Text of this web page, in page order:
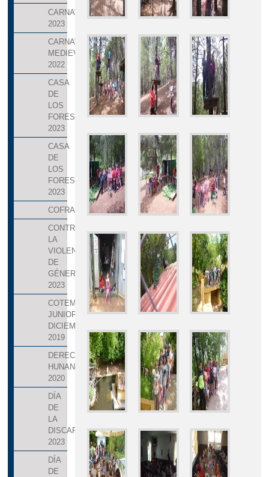
CARNAVALES
2023
CARNAVALES
MEDIEVALES
2022
CASA
DE
LOS
FORESTALES
2023
CASA
DE
LOS
FORESTALES
2023
COFRADIAS
CONTRA
LA
VIOLENCIA
DE
GÉNERO
2023
COTEM
JUNIOR
DICIEMBRE
2019
DERECHOS
HUNANOS
2020
DÍA
DE
LA
DISCAPACIDAD
2023
DÍA
DE